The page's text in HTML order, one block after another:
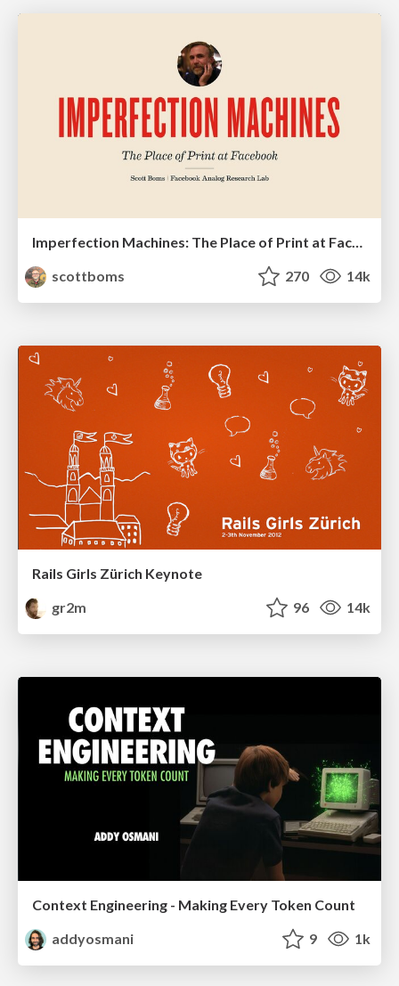
scottboms
270 14k
Rails Girls Zürich Keynote
gr2m
96 14k
Context Engineering - Making Every Token Count
addyosmani
9 1k